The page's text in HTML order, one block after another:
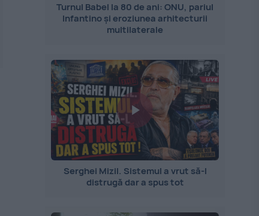
Turnul Babel la 80 de ani: ONU, pariul
Infantino și eroziunea arhitecturii
multilaterale
Serghei Mizil. Sistemul a vrut să-l
distrugă dar a spus tot